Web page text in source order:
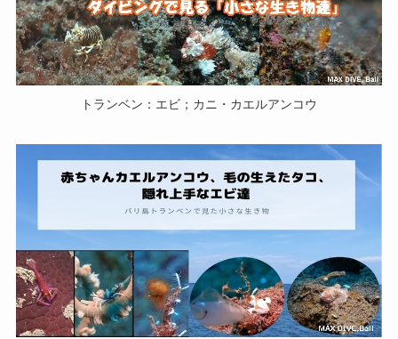
トランベン：エビ；カニ・カエルアンコウ